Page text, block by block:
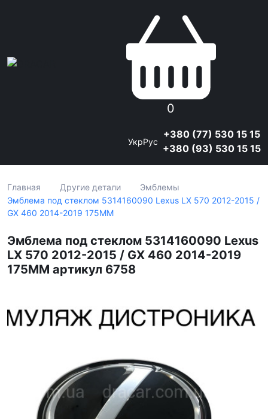
0
УкрРус
+380 (77) 530 15 15
+380 (93) 530 15 15
Главная Другие детали
Эмблемы
Эмблема под стеклом 5314160090 Lexus LX 570 2012-2015 /
GX 460 2014-2019 175ММ
Эмблема под стеклом 5314160090 Lexus
LX 570 2012-2015 / GX 460 2014-2019
175ММ артикул 6758